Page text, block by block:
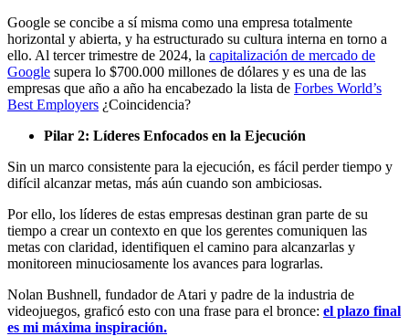
Google se concibe a sí misma como una empresa totalmente
horizontal y abierta, y ha estructurado su cultura interna en torno a
ello. Al tercer trimestre de 2024, la capitalización de mercado de
Google supera lo $700.000 millones de dólares y es una de las
empresas que año a año ha encabezado la lista de Forbes World’s
Best Employers ¿Coincidencia?
Pilar 2: Líderes Enfocados en la Ejecución
Sin un marco consistente para la ejecución, es fácil perder tiempo y
difícil alcanzar metas, más aún cuando son ambiciosas.
Por ello, los líderes de estas empresas destinan gran parte de su
tiempo a crear un contexto en que los gerentes comuniquen las
metas con claridad, identifiquen el camino para alcanzarlas y
monitoreen minuciosamente los avances para lograrlas.
Nolan Bushnell, fundador de Atari y padre de la industria de
videojuegos, graficó esto con una frase para el bronce: el plazo final
es mi máxima inspiración.